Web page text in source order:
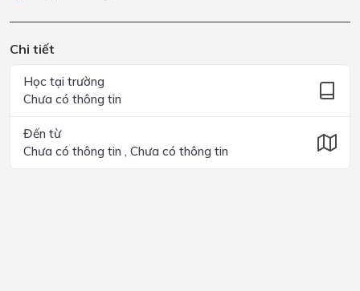
Chi tiết
Học tại trường
Chưa có thông tin
Đến từ
Chưa có thông tin , Chưa có thông tin